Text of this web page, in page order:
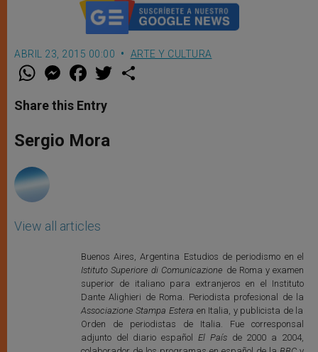
ABRIL 23, 2015 00:00 ARTE Y CULTURA
W
t
s
p
p
M
e
s
e
g
e
F
a
e
b
o
k
w
Share this Entry
Sergio Mora
View all articles
Buenos Aires, Argentina Estudios de periodismo en el
Istituto Superiore di Comunicazione de Roma y examen
superior de italiano para extranjeros en el Instituto
Dante Alighieri de Roma. Periodista profesional de la
Associazione Stampa Estera en Italia, y publicista de la
Orden de periodistas de Italia. Fue corresponsal
adjunto del diario españolEl Paísde 2000 a 2004,